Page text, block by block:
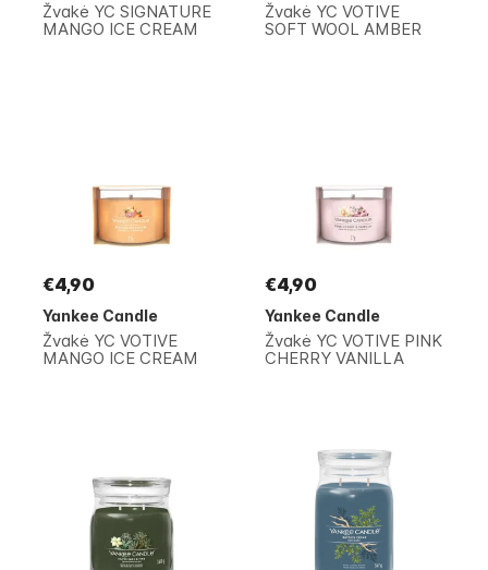
Žvakė YC SIGNATURE
MANGO ICE CREAM
Žvakė YC VOTIVE
SOFT WOOL AMBER
€4,90
Yankee Candle
Žvakė YC VOTIVE
MANGO ICE CREAM
€4,90
Yankee Candle
Žvakė YC VOTIVE PINK
CHERRY VANILLA